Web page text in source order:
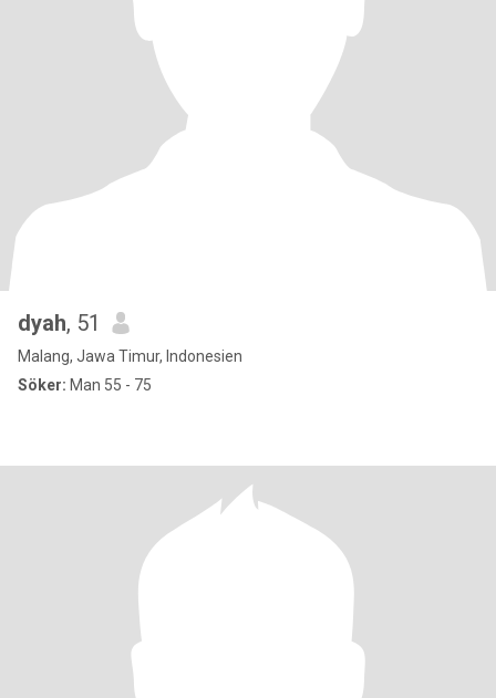
dyah, 51
Malang, Jawa Timur, Indonesien
Söker: Man 55 - 75